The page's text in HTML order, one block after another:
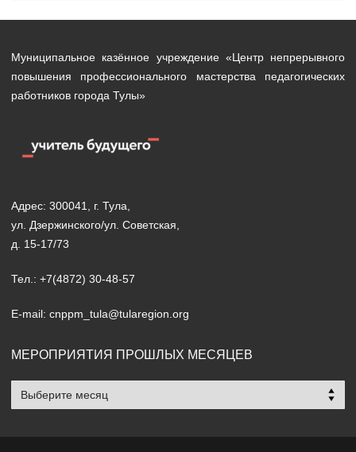
Муниципальное казённое учреждение «Центр непрерывного
повышения профессионального мастерства педагогических
работников города Тулы»
Адрес: 300041, г. Тула,
ул. Дзержинского/ул. Советская,
д. 15-17/73
Тел.: +7(4872) 30-48-57
E-mail: cnppm_tula@tularegion.org
МЕРОПРИЯТИЯ ПРОШЛЫХ МЕСЯЦЕВ
Мероприятия
прошлых